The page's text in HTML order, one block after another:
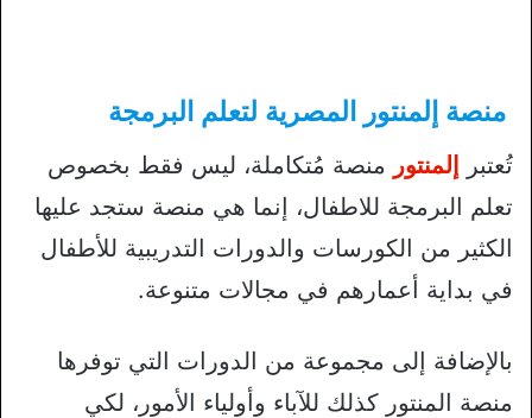
منصة إلمنتور المصرية لتعلم البرمجة
تُعتبر إلمنتور منصة مُتكاملة، ليس فقط بخصوص
تعلم البرمجة للاطفال، إنما هي منصة ستجد عليها
الكثير من الكورسات والدورات التدريبية للأطفال
في بداية أعمارهم في مجالات متنوعة.
بالإضافة إلى مجموعة من الدورات التي توفرها
منصة المنتور كذلك للآباء وأولياء الأمور، لكي